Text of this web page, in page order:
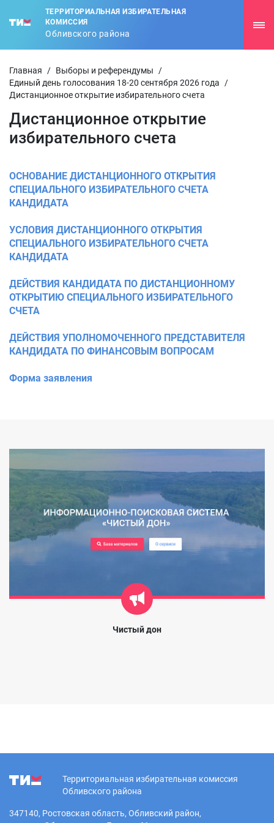
ТЕРРИТОРИАЛЬНАЯ ИЗБИРАТЕЛЬНАЯ
КОМИССИЯ
Обливского района
Главная / Выборы и референдумы
/
Единый день голосования 18-20 сентября 2026 года
/
Дистанционное открытие избирательного счета
Дистанционное открытие
избирательного счета
ОСНОВАНИЕ ДИСТАНЦИОННОГО ОТКРЫТИЯ
СПЕЦИАЛЬНОГО ИЗБИРАТЕЛЬНОГО СЧЕТА
КАНДИДАТА
УСЛОВИЯ ДИСТАНЦИОННОГО ОТКРЫТИЯ
СПЕЦИАЛЬНОГО ИЗБИРАТЕЛЬНОГО СЧЕТА
КАНДИДАТА
ДЕЙСТВИЯ КАНДИДАТА ПО ДИСТАНЦИОННОМУ
ОТКРЫТИЮ СПЕЦИАЛЬНОГО ИЗБИРАТЕЛЬНОГО
СЧЕТА
ДЕЙСТВИЯ УПОЛНОМОЧЕННОГО ПРЕДСТАВИТЕЛЯ
КАНДИДАТА ПО ФИНАНСОВЫМ ВОПРОСАМ
Форма заявления
Чистый дон
Территориальная избирательная комиссия
Обливского района
347140, Ростовская область, Обливский район,